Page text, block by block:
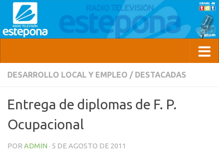
DESARROLLO LOCAL Y EMPLEO / DESTACADAS
Entrega de diplomas de F. P.
Ocupacional
POR ADMIN · 5 DE AGOSTO DE 2011